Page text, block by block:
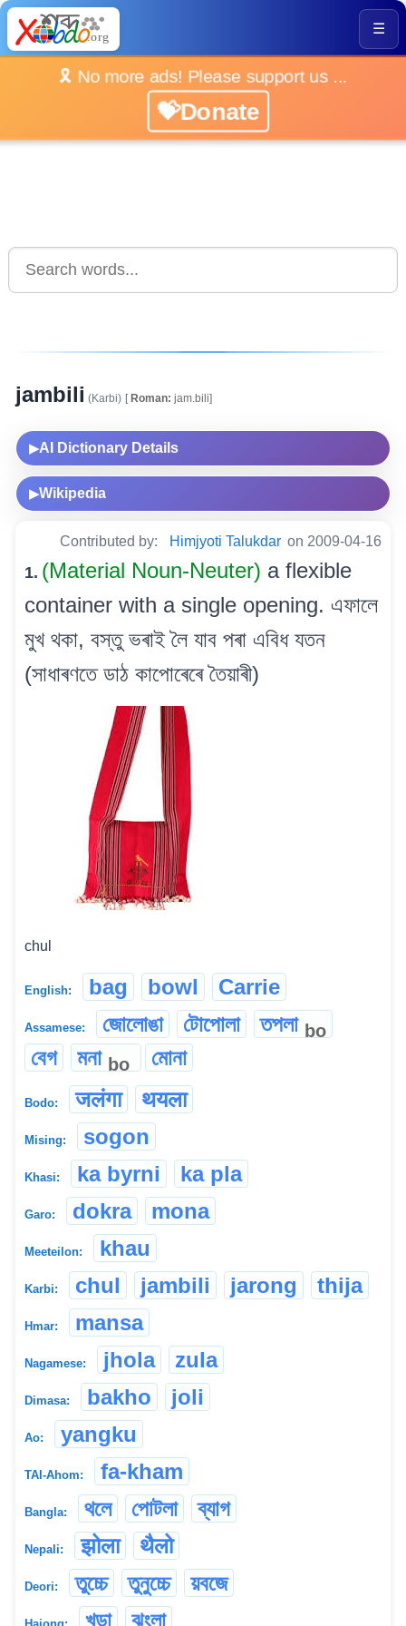
☰
🎗️ No more ads! Please support us ...
💝Donate
jambili (Karbi) [Roman: jam.bili]
▶AI Dictionary Details
▶Wikipedia
Contributed by: Himjyoti Talukdar on 2009-04-16
1. (Material Noun-Neuter) a flexible
container with a single opening. এফালে
মুখ থকা, বস্তু ভৰাই লৈ যাব পৰা এবিধ যতন
(সাধাৰণতে ডাঠ কাপোৰেৰে তৈয়াৰী)
chul
English: bag bowl Carrie
Assamese: জোলোঙা টোপোলা তপলা bo
বেগ মনা bo মোনা
Bodo: जलंगा थयला
Mising: sogon
Khasi: ka byrni ka pla
Garo: dokra mona
Meeteilon: khau
Karbi: chul jambili jarong thija
Hmar: mansa
Nagamese: jhola zula
Dimasa: bakho joli
Ao: yangku
TAI-Ahom: fa-kham
Bangla: থলে পোটলা ব্যাগ
Nepali: झोला थैलो
Deori: তুচ্চে তুনুচ্চে য়বজে
খুড়া ঝুংলা